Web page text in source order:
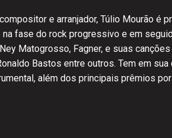
e arranjador, Túlio Mourão é
na fase do rock progressivo e em
Matogrosso, Fagner, e suas
Bastos entre outros. Tem em
além dos principais prêmios